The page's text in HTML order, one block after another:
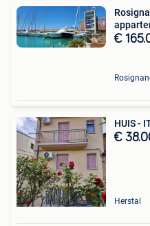
€
HUIS -
€
Herstal